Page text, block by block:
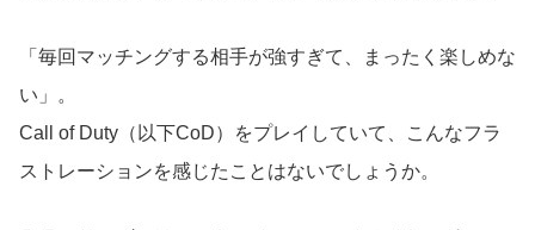
「毎回マッチングする相手が強すぎて、まったく楽しめな
い」。
Call of Duty（以下CoD）をプレイしていて、こんなフラ
ストレーションを感じたことはないでしょうか。